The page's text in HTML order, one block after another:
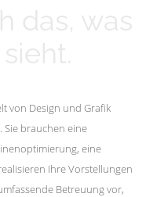
von Design und Grafik
Sie brauchen eine
eine
Ihre Vorstellungen
Betreuung vor,